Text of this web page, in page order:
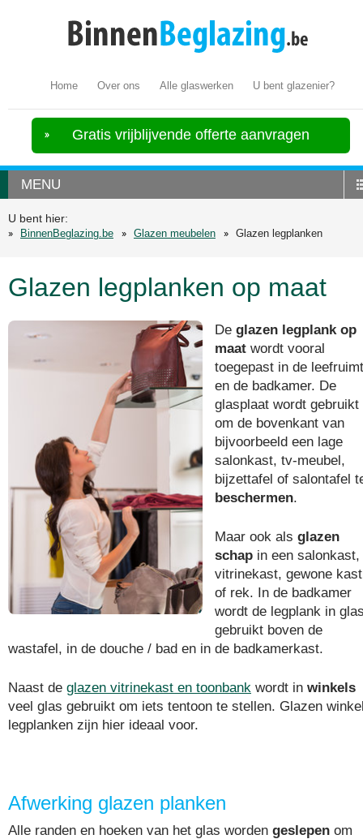
Home Over ons Alle glaswerken U bent glazenier?
Gratis vrijblijvende offerte aanvragen
MENU
U bent hier:
BinnenBeglazing.be
Glazen meubelen Glazen legplanken
Glazen legplanken op maat
De glazen legplank op
maat wordt vooral
toegepast in de
en de badkamer. De
glasplaat wordt gebruikt
om de bovenkant van
bijvoorbeeld een lage
salonkast, tv-meubel,
bijzettafel of salontafel
beschermen.
Maar ook als glazen
schap in een salonkast,
vitrinekast, gewone kast
of rek. In de badkamer
wordt de legplank in
gebruikt boven de
wastafel, in de douche / bad en in de badkamerkast.
Naast de glazen vitrinekast en toonbank wordt in winkels
veel glas gebruikt om iets tentoon te stellen. Glazen
legplanken zijn hier ideaal voor.
Afwerking glazen planken
Alle randen en hoeken van het glas worden geslepen om